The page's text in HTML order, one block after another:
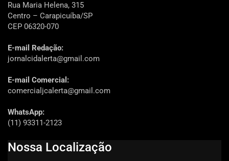
Rua Maria Helena, 315
Centro – Carapicuíba/SP
CEP 06320-070
E-mail Redação:
jornalcidalerta@gmail.com
E-mail Comercial:
comercialjcalerta@gmail.com
WhatsApp:
(11) 93311-2123
Nossa Localização